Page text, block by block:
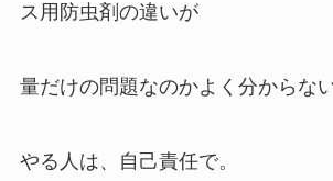
ス用防虫剤の違いが
量だけの問題なのかよく分からな
やる人は、自己責任で。